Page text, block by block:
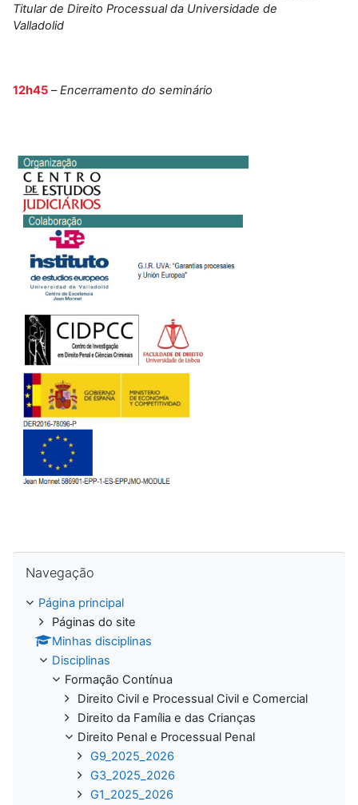
Titular de Direito Processual da Universidade de
Valladolid
12h45 –Encerramento do seminário
Navegação
Página principal
Páginas do site
Minhas disciplinas
Disciplinas
Formação Contínua
Direito Civil e Processual Civil e Comercial
Direito da Família e das Crianças
Direito Penal e Processual Penal
G9_2025_2026
G3_2025_2026
G1_2025_2026